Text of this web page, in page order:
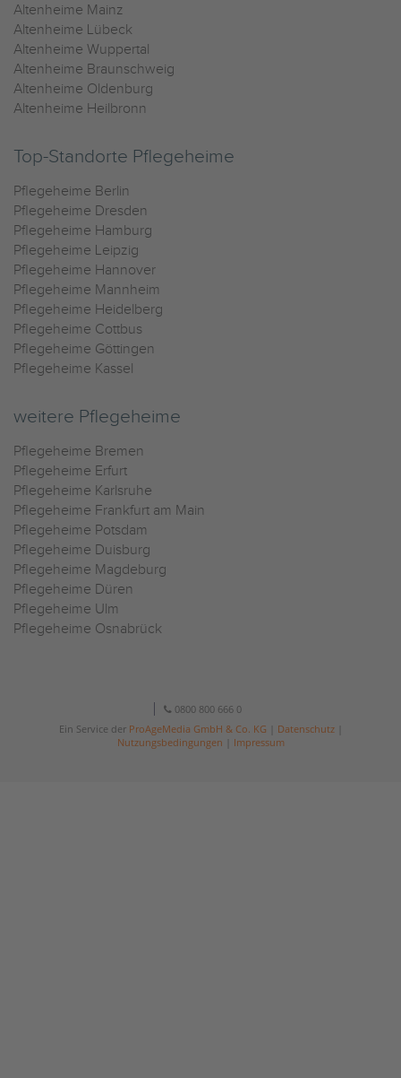
Altenheime Mainz
Altenheime Lübeck
Altenheime Wuppertal
Altenheime Braunschweig
Altenheime Oldenburg
Altenheime Heilbronn
Top-Standorte Pflegeheime
Pflegeheime Berlin
Pflegeheime Dresden
Pflegeheime Hamburg
Pflegeheime Leipzig
Pflegeheime Hannover
Pflegeheime Mannheim
Pflegeheime Heidelberg
Pflegeheime Cottbus
Pflegeheime Göttingen
Pflegeheime Kassel
weitere Pflegeheime
Pflegeheime Bremen
Pflegeheime Erfurt
Pflegeheime Karlsruhe
Pflegeheime Frankfurt am Main
Pflegeheime Potsdam
Pflegeheime Duisburg
Pflegeheime Magdeburg
Pflegeheime Düren
Pflegeheime Ulm
Pflegeheime Osnabrück
0800 800 666 0
Ein Service der ProAgeMedia GmbH & Co. KG Datenschutz|
Nutzungsbedingungen
Impressum